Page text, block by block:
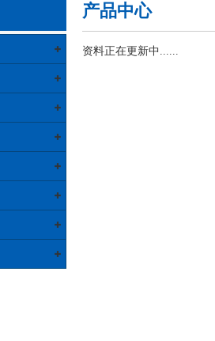
产品中心
资料正在更新中......